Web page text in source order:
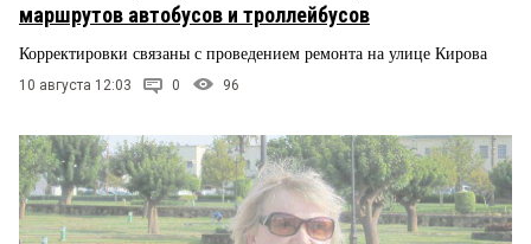
маршрутов автобусов и троллейбусов
Корректировки связаны с проведением ремонта на улице Кирова
10 августа 12:03 0 96